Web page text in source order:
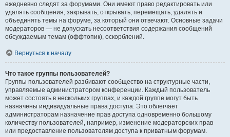
ежедневно следят за форумами. Они имеют право редактировать или
удалять сообщения, закрывать, открывать, перемещать, удалять и
объединять темы на форуме, за который они отвечают. Основные задачи
модераторов — не допускать несоответствия содержания сообщений
обсуждаемым темам (оффтопик), оскорблений.
Вернуться к началу
Что такое группы пользователей?
Группы пользователей разбивают сообщество на структурные части,
управляемые администратором конференции. Каждый пользователь
может состоять в нескольких группах, и каждой группе могут быть
назначены индивидуальные права доступа. Это облегчает
администраторам назначение прав доступа одновременно большому
количеству пользователей, например, изменение модераторских прав
или предоставление пользователям доступа к приватным форумам.